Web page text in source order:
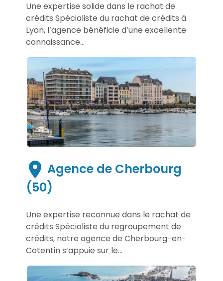
Une expertise solide dans le rachat de
crédits Spécialiste du rachat de crédits à
Lyon, l’agence bénéficie d’une excellente
connaissance...
Agence de Cherbourg
(50)
Une expertise reconnue dans le rachat de
crédits Spécialiste du regroupement de
crédits, notre agence de Cherbourg-en-
Cotentin s’appuie sur le...